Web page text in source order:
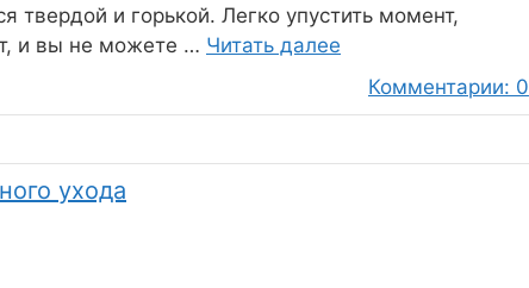
твердой и горькой. Легко упустить момент,
и вы не можете … Читать далее
Комментарии: 0
ухода